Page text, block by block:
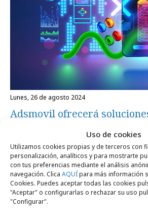
Uso de cookies
Utilizamos cookies propias y de terceros con
personalización, analíticos y para mostrarte
con tus preferencias mediante el análisis
navegación. Clica AQUÍpara más información
Cookies. Puedes aceptar todas las cookies
"Aceptar" o configurarlas o rechazar su uso
"Configurar".
lunes, 26 de agosto 2024
Adsmovil ofrecerá
publicidad ecológicas
Empresas y Negocios